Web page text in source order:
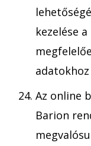
kezelése
Az online
Barion